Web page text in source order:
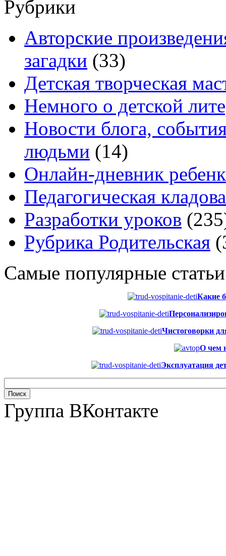
Рубрики
Авторские
загадки (33)
Детская творческая
Немного о детской
Новости блога,
людьми (14)
Онлайн-дневник
Педагогическая
Разработки уроков
Рубрика Родительская
Самые популярные
Какие
Чистоговорки
О чем
Эксплуатация
Группа ВКонтакте